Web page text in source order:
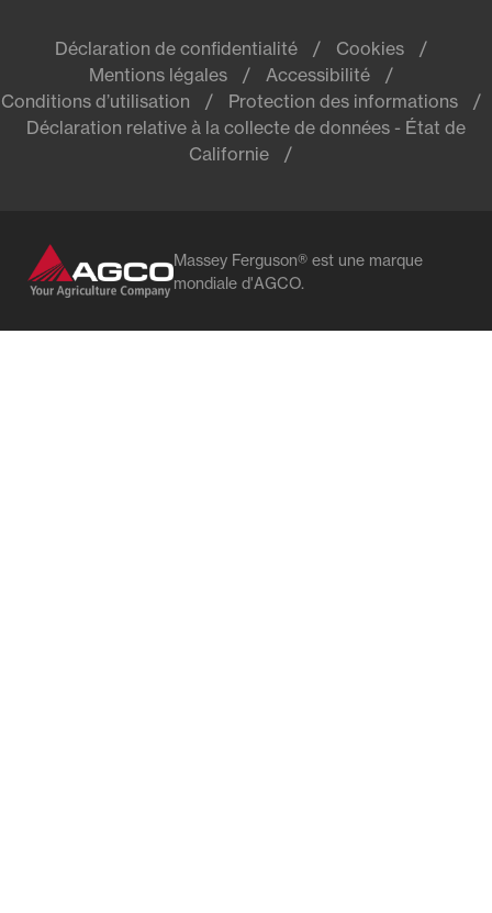
Déclaration de confidentialité
Cookies
Mentions légales
Accessibilité
Conditions d’utilisation
Protection des informations
Déclaration relative à la collecte de données - État de
Californie
Massey Ferguson® est une marque
mondiale d'AGCO.